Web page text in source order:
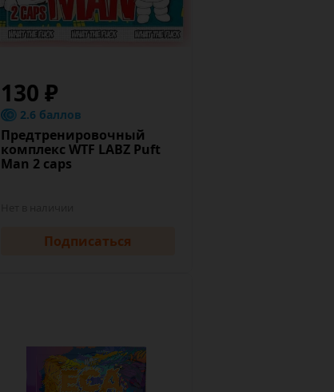
130 ₽
2.6 баллов
Предтренировочный
комплекс WTF LABZ Puft
Man 2 caps
Подписаться